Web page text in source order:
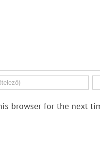
browser for the next